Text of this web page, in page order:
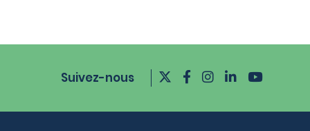
Suivez-nous